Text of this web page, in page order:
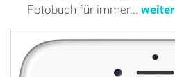
Fotobuch für immer... weiter